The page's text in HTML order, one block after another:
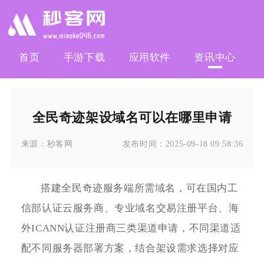
首页 手游下载 应用软件 资讯中心
全民奇迹架设域名可以在哪里申请
来源： 秒客网 发布时间： 2025-09-18 09:58:36
搭建全民奇迹服务端所需域名，可在国内工
信部认证云服务商、专业域名交易注册平台、海
外ICANN认证注册商三类渠道申请，不同渠道适
配不同服务器部署方案，结合架设需求选择对应